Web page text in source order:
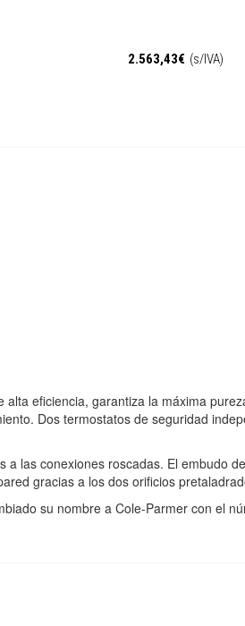
2.563,43€ (s/IVA)
eficiencia, garantiza la máxima
Dos termostatos de seguridad
las conexiones roscadas. El embudo
gracias a los dos orificios
su nombre a Cole-Parmer con el